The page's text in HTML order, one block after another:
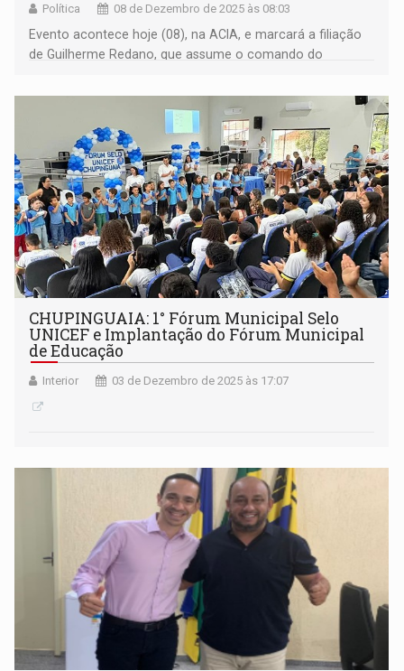
Política 08 de Dezembro de 2025 às 08:03
Evento acontece hoje (08), na ACIA, e marcará a filiação
de Guilherme Redano, que assume o comando do
CHUPINGUAIA: 1° Fórum Municipal Selo
UNICEF e Implantação do Fórum Municipal
de Educação
Interior 03 de Dezembro de 2025 às 17:07